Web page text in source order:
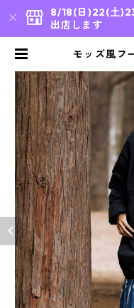
8/18(日)22(土
出店します
モッズ風フ